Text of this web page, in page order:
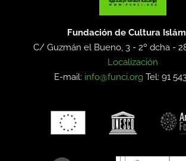
Fundación de Cultura
C/ Guzmán el Bueno, 3 - 2º dcha -
Localización
E-mail: info@funci.org Tel: 91